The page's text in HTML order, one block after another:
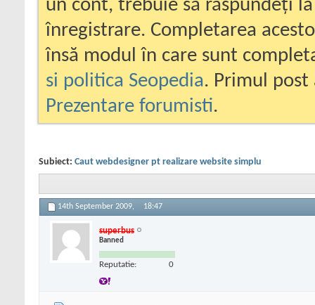
un cont, trebuie să răspundeți
înregistrare. Completarea
însă modul în care sunt
si politica Seopedia. Primul
Prezentare forumisti.
Subiect: Caut webdesigner pt realizare website simplu
14th September 2009, 18:47
superbus
Banned
Reputatie: 0